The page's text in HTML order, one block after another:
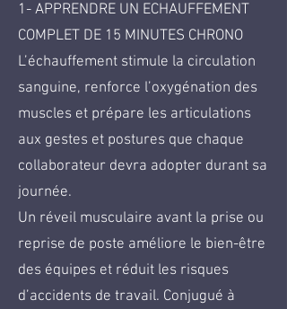
1- APPRENDRE UN ECHAUFFEMENT
COMPLET DE 15 MINUTES CHRONO
L’échauffement stimule la circulation
sanguine, renforce l’oxygénation des
muscles et prépare les articulations
aux gestes et postures que chaque
collaborateur devra adopter durant sa
journée.
Un réveil musculaire avant la prise ou
reprise de poste améliore le bien-être
des équipes et réduit les risques
d’accidents de travail. Conjugué à